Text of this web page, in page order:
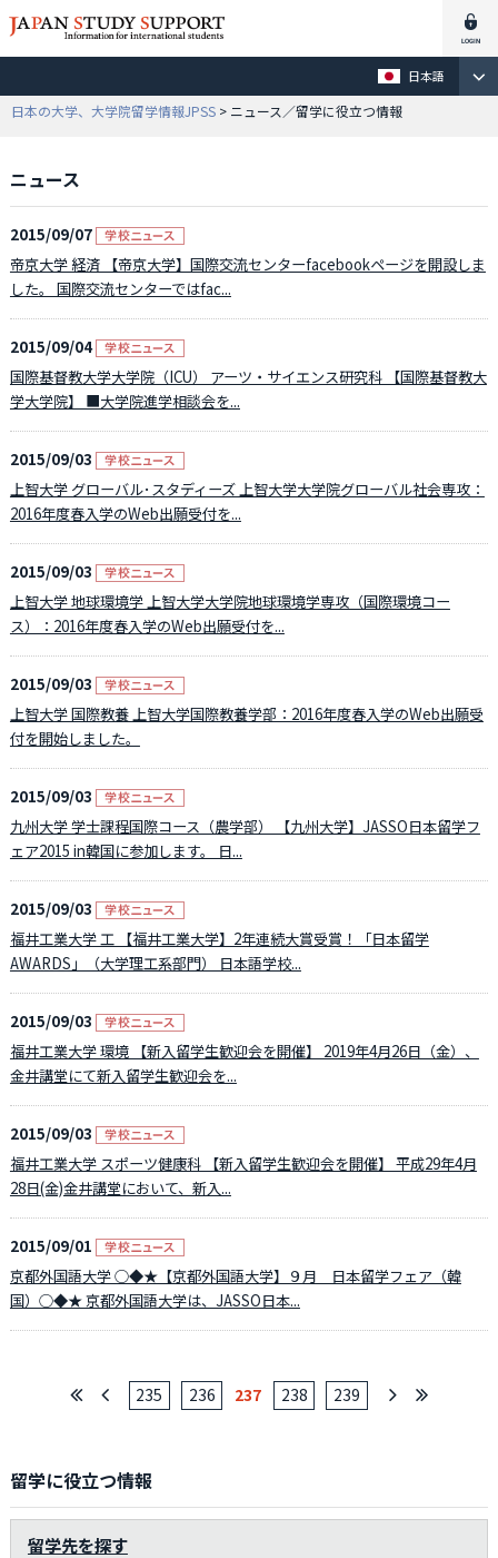
日本語
日本の大学、大学院留学情報JPSS > ニュース／留学に役立つ情報
ニュース
2015/09/07
帝京大学 経済 【帝京大学】国際交流センターfacebookページを開設しま
した。 国際交流センターではfac...
2015/09/04
国際基督教大学大学院（ICU） アーツ・サイエンス研究科 【国際基督教大
学大学院】 ■大学院進学相談会を...
2015/09/03
上智大学 グローバル･スタディーズ 上智大学大学院グローバル社会専攻：
2016年度春入学のWeb出願受付を...
2015/09/03
上智大学 地球環境学 上智大学大学院地球環境学専攻（国際環境コー
ス）：2016年度春入学のWeb出願受付を...
2015/09/03
上智大学 国際教養 上智大学国際教養学部：2016年度春入学のWeb出願受
付を開始しました。
2015/09/03
九州大学 学士課程国際コース（農学部） 【九州大学】JASSO日本留学フ
ェア2015 in韓国に参加します。 日...
2015/09/03
福井工業大学 工 【福井工業大学】2年連続大賞受賞！「日本留学
AWARDS」（大学理工系部門） 日本語学校...
2015/09/03
福井工業大学 環境 【新入留学生歓迎会を開催】 2019年4月26日（金）、
金井講堂にて新入留学生歓迎会を...
2015/09/03
福井工業大学 スポーツ健康科 【新入留学生歓迎会を開催】 平成29年4月
28日(金)金井講堂において、新入...
2015/09/01
京都外国語大学 ○◆★【京都外国語大学】９月 日本留学フェア（韓
国）○◆★ 京都外国語大学は、JASSO日本...
235 236 237 238 239
留学に役立つ情報
留学先を探す